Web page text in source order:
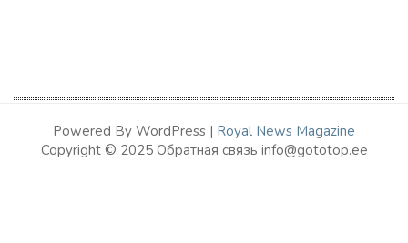
Powered By WordPress | Royal News Magazine
Copyright © 2025 Обратная связь info@gototop.ee